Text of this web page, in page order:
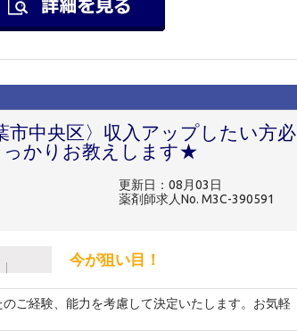
市中央区〉収入アップしたい方必
っかりお教えします★
更新日：08月03日
薬剤師求人No. M3C-390591
今が狙い目！
ご経験、能力を考慮して決定いたします。お気軽